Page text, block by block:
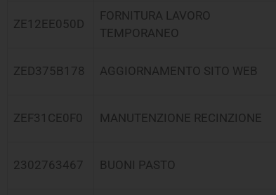
ZE12EE050D
FORNITURA LAVORO
TEMPORANEO
ZED375B178 AGGIORNAMENTO SITO WEB
ZEF31CE0F0 MANUTENZIONE RECINZIONE
2302763467 BUONI PASTO